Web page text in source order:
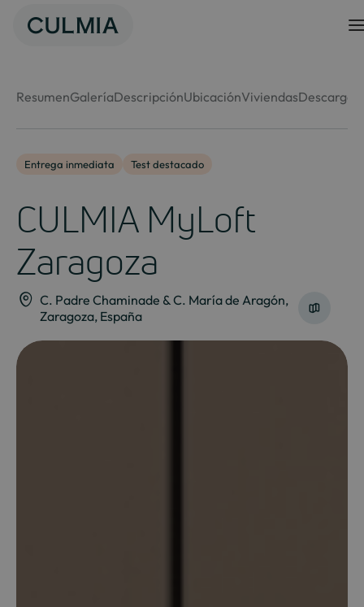
ResumenGaleríaDescripciónUbicaciónViviendasDescargas
Entrega inmediata Test destacado
CULMIA MyLoft
Zaragoza
C. Padre Chaminade & C. María de Aragón,
Zaragoza, España